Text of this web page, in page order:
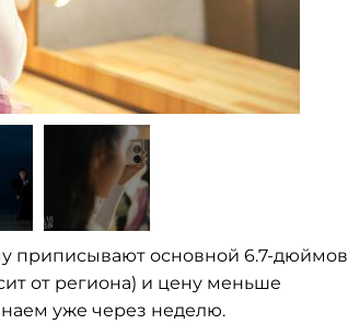
приписывают основной 6.7-
от региона) и цену меньше
уже через неделю.